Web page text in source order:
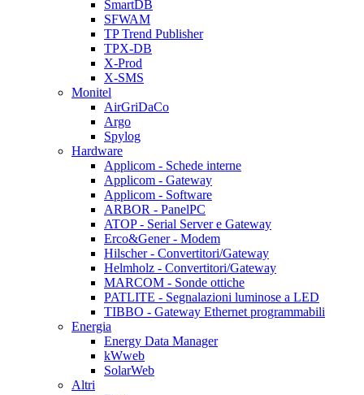
SmartDB
SFWAM
TP Trend Publisher
TPX-DB
X-Prod
X-SMS
Monitel
AirGriDaCo
Argo
Spylog
Hardware
Applicom - Schede interne
Applicom - Gateway
Applicom - Software
ARBOR - PanelPC
ATOP - Serial Server e Gateway
Erco&Gener - Modem
Hilscher - Convertitori/Gateway
Helmholz - Convertitori/Gateway
MARCOM - Sonde ottiche
PATLITE - Segnalazioni luminose a LED
TIBBO - Gateway Ethernet programmabili
Energia
Energy Data Manager
kWweb
SolarWeb
Altri